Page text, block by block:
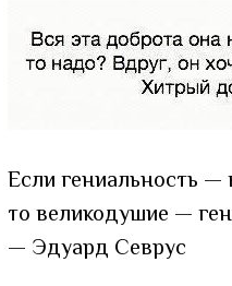
Если гениальность —
то великодушие —
— Эдуард Севрус